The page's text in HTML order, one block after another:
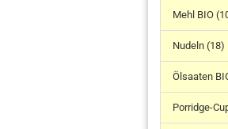
Mehl BIO
Nudeln (18)
Ölsaaten
Porridge-